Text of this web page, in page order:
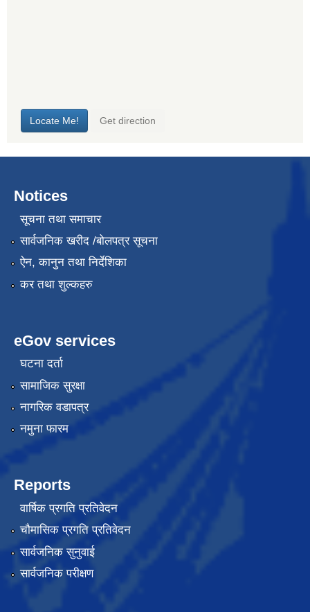
Notices
सूचना तथा समाचार
सार्वजनिक खरीद /बोलपत्र सूचना
ऐन, कानुन तथा निर्देशिका
कर तथा शुल्कहरु
eGov services
घटना दर्ता
सामाजिक सुरक्षा
नागरिक वडापत्र
नमुना फारम
Reports
वार्षिक प्रगति प्रतिवेदन
चौमासिक प्रगति प्रतिवेदन
सार्वजनिक सुनुवाई
सार्वजनिक परीक्षण